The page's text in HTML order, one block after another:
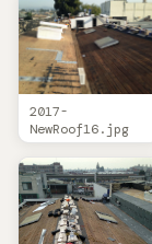
2017-
NewRoof16.jpg